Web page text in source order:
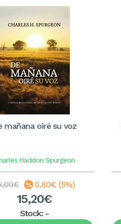
mañana oiré su voz
Haddon Spurgeon
0,80€ (5%)
15,20€
Stock: -